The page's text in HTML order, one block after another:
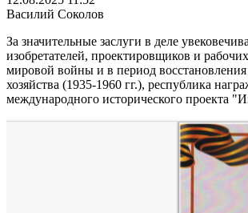
Василий Соколов
За значительные заслуги в деле
изобретателей, проектировщиков и
мировой войны и в период
хозяйства (1935-1960 гг.), республика
международного исторического проекта